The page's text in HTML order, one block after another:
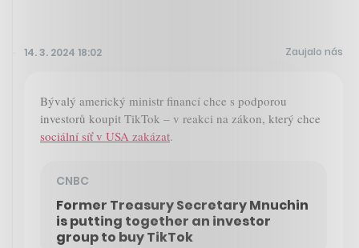
14. 3. 2024 18:02 Zaujalo nás
Bývalý americký ministr financí chce s podporou
investorů koupit TikTok – v reakci na zákon, který chce
sociální síť v USA zakázat.
CNBC
Former Treasury Secretary Mnuchin
is putting together an investor
group to buy TikTok